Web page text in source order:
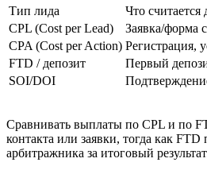
Тип лида Что считается
CPL (Cost per Lead)
Заявка/форма
CPA (Cost per Action) Регистрация,
FTD / депозит
Первый
SOI/DOI
Сравнивать выплаты по CPL и по
контакта или заявки, тогда как
арбитражника за итоговый